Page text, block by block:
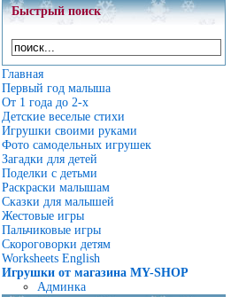
Быстрый поиск
Главная
Первый год малыша
От 1 года до 2-х
Детские веселые стихи
Игрушки своими руками
Фото самодельных игрушек
Загадки для детей
Поделки с детьми
Раскраски малышам
Сказки для малышей
Жестовые игры
Пальчиковые игры
Скороговорки детям
Worksheets English
Игрушки от магазина MY-SHOP
Админка